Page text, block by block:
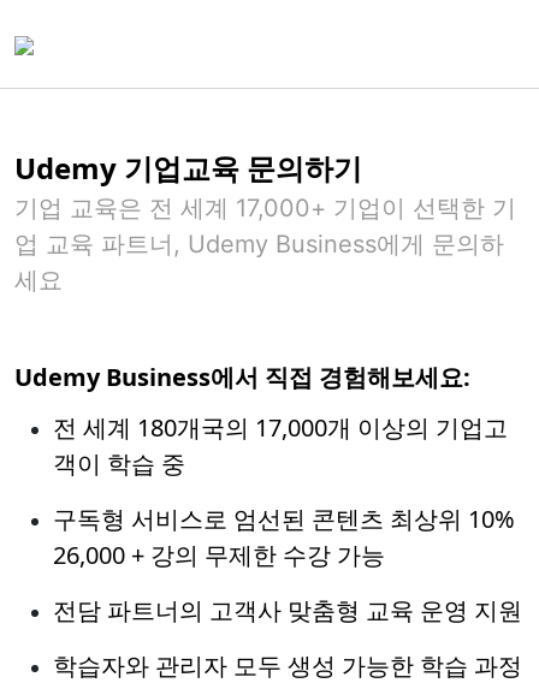
Udemy 기업교육 문의하기
기업 교육은 전 세계 17,000+ 기업이 선택한 기
업 교육 파트너, Udemy Business에게 문의하
세요
Udemy Business에서 직접 경험해보세요:
전 세계 180개국의 17,000개 이상의 기업고
객이 학습 중
구독형 서비스로 엄선된 콘텐츠 최상위 10%
26,000 + 강의 무제한 수강 가능
전담 파트너의 고객사 맞춤형 교육 운영 지원
학습자와 관리자 모두 생성 가능한 학습 과정